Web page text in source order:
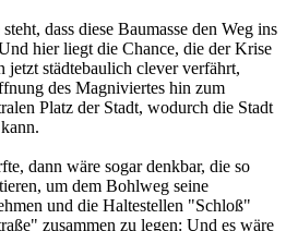
dass diese Baumasse den Weg ins
hier liegt die Chance, die der Krise
jetzt städtebaulich clever verfährt,
des Magniviertes hin zum
Platz der Stadt, wodurch die Stadt
dann wäre sogar denkbar, die so
um dem Bohlweg seine
und die Haltestellen "Schloß"
zusammen zu legen: Und es wäre